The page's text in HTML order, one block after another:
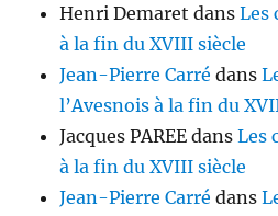
Henri Demaret dansLes
à la fin du XVIII siècle
Jean-Pierre Carré dans
l’Avesnois à la fin du
Jacques PAREE dansLes
à la fin du XVIII siècle
Jean-Pierre Carré dans